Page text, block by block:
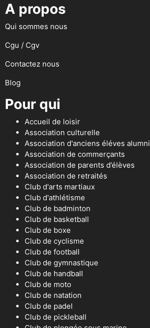
A propos
Qui sommes nous
Cgu / Cgv
Contactez nous
Blog
Pour qui
Accueil de loisir
Association culturelle
Association d'anciens éléves alumni
Association de commerçants
Association de parents d’élèves
Association de retraités
Club d'arts martiaux
Club d'athlétisme
Club de badminton
Club de basketball
Club de boxe
Club de cyclisme
Club de football
Club de gymnastique
Club de handball
Club de moto
Club de natation
Club de padel
Club de pickleball